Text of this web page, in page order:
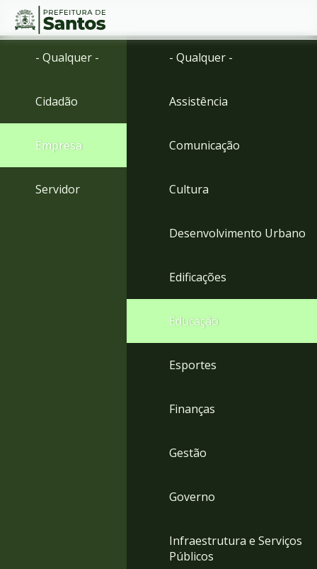
Ir
Ir
menu
Conteúdo
- Qualquer -
Cidadão
Empresa
Servidor
- Qualquer -
Assistência
Comunicação
Cultura
Desenvolvimento Urbano
Edificações
Educação
Esportes
Finanças
Gestão
Governo
Infraestrutura e Serviços
Públicos